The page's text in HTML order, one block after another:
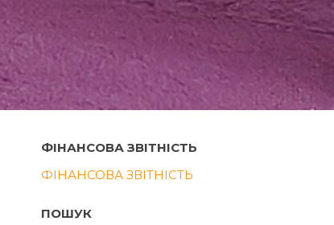
ФІНАНСОВА ЗВІТНІСТЬ
ФІНАНСОВА ЗВІТНІСТЬ
ПОШУК